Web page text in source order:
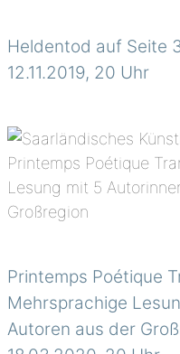
Heldentod auf Seite
12.11.2019, 20 Uhr
Printemps Poétique
Mehrsprachige
Autoren aus der